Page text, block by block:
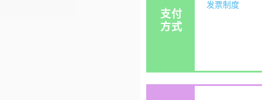
支付
方式
发票制度